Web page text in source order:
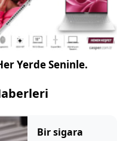
Yerde Seninle.
Bir sigara